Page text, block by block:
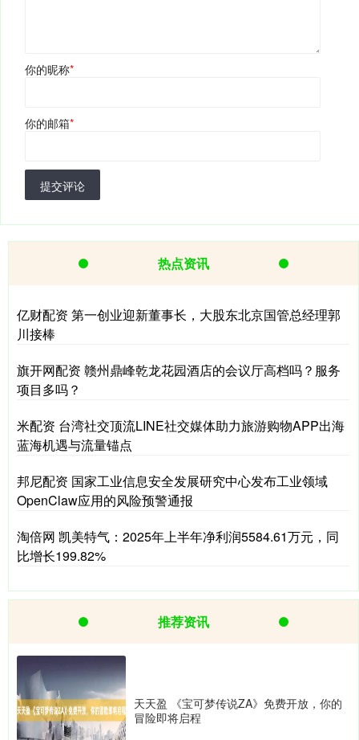
你的昵称*
你的邮箱*
提交评论
热点资讯
亿财配资 第一创业迎新董事长，大股东北京国管总经理郭
川接棒
旗开网配资 赣州鼎峰乾龙花园酒店的会议厅高档吗？服务
项目多吗？
米配资 台湾社交顶流LINE社交媒体助力旅游购物APP出海
蓝海机遇与流量锚点
邦尼配资 国家工业信息安全发展研究中心发布工业领域
OpenClaw应用的风险预警通报
淘倍网 凯美特气：2025年上半年净利润5584.61万元，同
比增长199.82%
推荐资讯
天天盈 《宝可梦传说ZA》免费开放，你的
冒险即将启程